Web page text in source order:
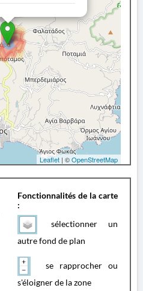
Leaflet | ©OpenStreetMap
Fonctionnalités de la carte
:
sélectionner un
autre fond de plan
se rapprocher ou
s'éloigner de la zone